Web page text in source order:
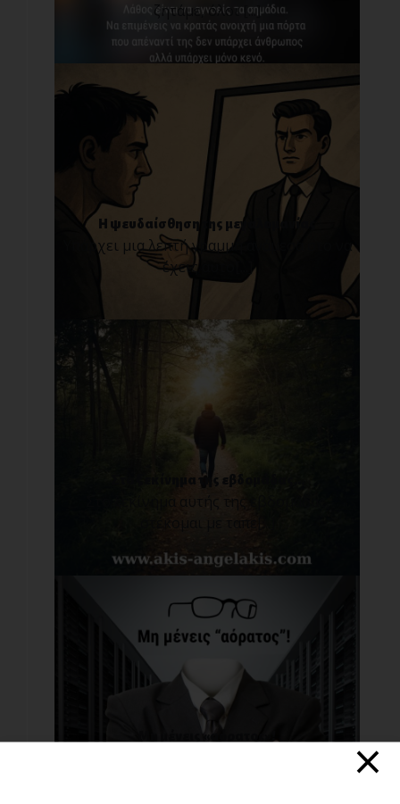
ζητάμε, όλοι [...]
Η ψευδαίσθηση της μεγαλομανίας
Υπάρχει μια λεπτή γραμμή ανάμεσα στο να
έχεις αυτο[...]
Στο ξεκίνημα της εβδομάδας...
Στο ξεκίνημα αυτής της εβδομάδας,
Μη μένεις «αόρατος»! ×